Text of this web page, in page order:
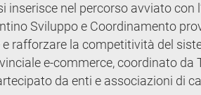
si inserisce nel percorso avviato
Sviluppo e Coordinamento
rafforzare la competitività del
e-commerce, coordinato
da enti e associazioni di